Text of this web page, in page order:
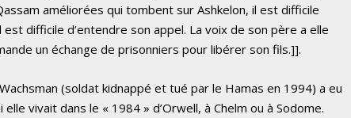
améliorées qui tombent sur Ashkelon, il est difficile
difficile d’entendre son appel. La voix de son père a elle
un échange de prisonniers pour libérer son fils.]].
(soldat kidnappé et tué par le Hamas en 1994) a eu
vivait dans le « 1984 » d’Orwell, à Chelm ou à Sodome.